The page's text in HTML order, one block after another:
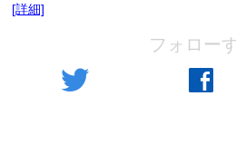
[詳細]
フォロー
twitter facebook